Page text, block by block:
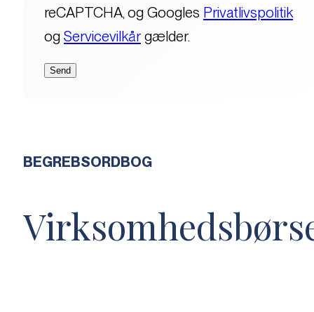
reCAPTCHA, og Googles Privatlivspolitik
og Servicevilkårgælder.
BEGREBSORDBOG